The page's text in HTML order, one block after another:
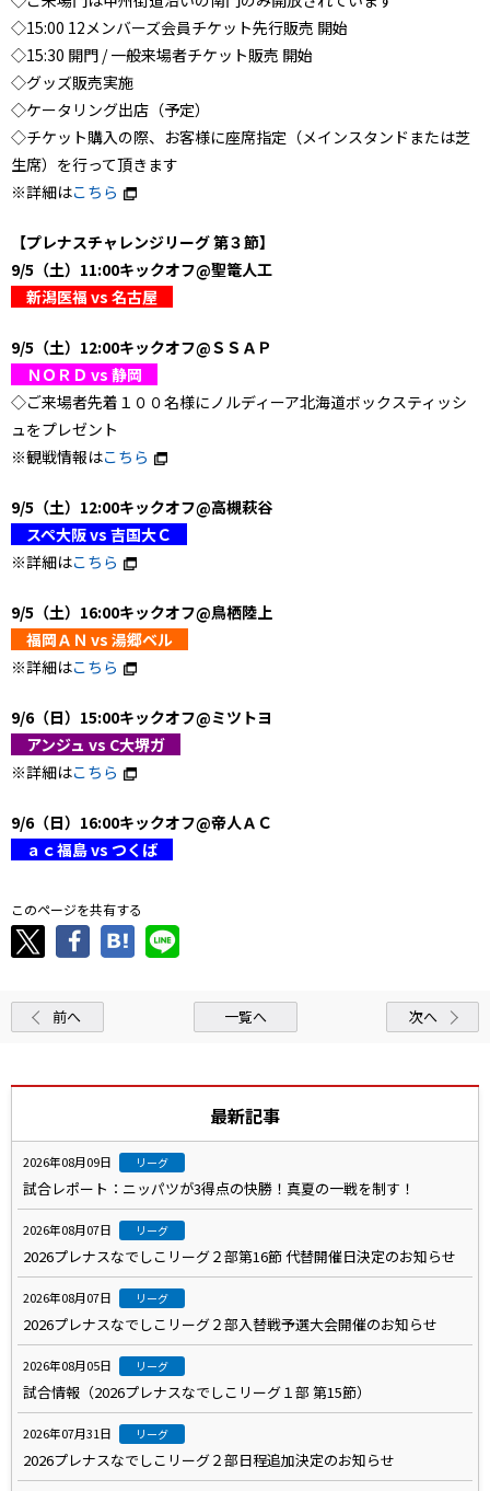
◇15:00 12メンバーズ会員チケット先行販売 開始
◇15:30 開門 / 一般来場者チケット販売 開始
◇グッズ販売実施
◇ケータリング出店（予定）
◇チケット購入の際、お客様に座席指定（メインスタンドまたは芝
生席）を行って頂きます
※詳細はこちら
【プレナスチャレンジリーグ 第３節】
9/5（土）11:00キックオフ@聖篭人工
新潟医福 vs 名古屋
9/5（土）12:00キックオフ@ＳＳＡＰ
ＮＯＲＤ vs 静岡
◇ご来場者先着１００名様にノルディーア北海道ボックスティッシ
ュをプレゼント
※観戦情報はこちら
9/5（土）12:00キックオフ@高槻萩谷
スペ大阪 vs 吉国大Ｃ
※詳細はこちら
9/5（土）16:00キックオフ@鳥栖陸上
福岡ＡＮ vs 湯郷ベル
※詳細はこちら
9/6（日）15:00キックオフ@ミツトヨ
アンジュ vs C大堺ガ
※詳細はこちら
9/6（日）16:00キックオフ@帝人ＡＣ
ａｃ福島 vs つくば
このページを共有する
前へ 一覧へ 次へ
最新記事
2026年08月09日 リーグ
試合レポート：ニッパツが3得点の快勝！真夏の一戦を制す！
2026年08月07日 リーグ
2026プレナスなでしこリーグ２部第16節 代替開催日決定のお知らせ
2026年08月07日 リーグ
2026プレナスなでしこリーグ２部入替戦予選大会開催のお知らせ
2026年08月05日 リーグ
試合情報（2026プレナスなでしこリーグ１部 第15節）
2026年07月31日 リーグ
2026プレナスなでしこリーグ２部日程追加決定のお知らせ